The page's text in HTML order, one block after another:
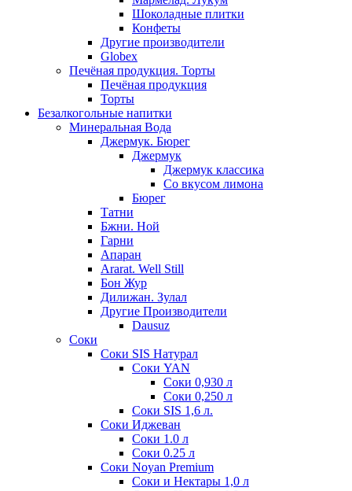
Шоколадные плитки
Конфеты
Другие производители
Globex
Печёная продукция. Торты
Печёная продукция
Торты
Безалкогольные напитки
Минеральная Вода
Джермук. Бюрег
Джермук
Джермук классика
Со вкусом лимона
Бюрег
Татни
Бжни. Ной
Гарни
Апаран
Ararat. Well Still
Бон Жур
Дилижан. Зулал
Другие Производители
Dausuz
Соки
Соки SIS Натурал
Соки YAN
Соки 0,930 л
Соки 0,250 л
Соки SIS 1,6 л.
Соки Иджеван
Соки 1.0 л
Соки 0.25 л
Соки Noyan Premium
Соки и Нектары 1,0 л